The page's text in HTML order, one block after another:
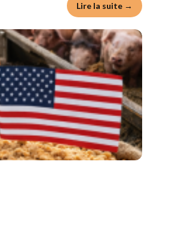
Lire la suite →